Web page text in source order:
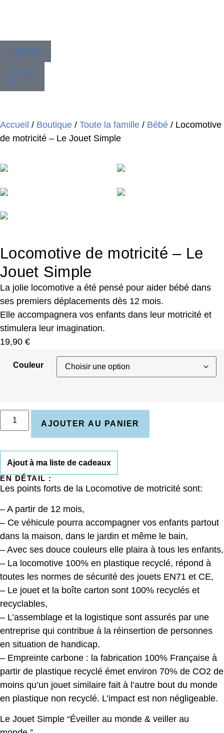
MENU
0,00 €
0
Accueil / Boutique / Toute la famille / Bébé / Locomotive
de motricité – Le Jouet Simple
Locomotive de motricité – Le
Jouet Simple
La jolie locomotive a été pensé pour aider bébé dans
ses premiers déplacements dès 12 mois.
Elle accompagnera vos enfants dans leur motricité et
stimulera leur imagination.
19,90 €
Couleur
AJOUTER AU PANIER
Ajout à ma liste de cadeaux
EN DÉTAIL :
Les points forts de la Locomotive de motricité sont:
– A partir de 12 mois,
– Ce véhicule pourra accompagner vos enfants partout
dans la maison, dans le jardin et même le bain,
– Avec ses douce couleurs elle plaira à tous les enfants,
– La locomotive 100% en plastique recyclé, répond à
toutes les normes de sécurité des jouets EN71 et CE,
– Le jouet et la boîte carton sont 100% recyclés et
recyclables,
– L’assemblage et la logistique sont assurés par une
entreprise qui contribue à la réinsertion de personnes
en situation de handicap.
– Empreinte carbone : la fabrication 100% Française à
partir de plastique recyclé émet environ 70% de CO2 de
moins qu’un jouet similaire fait à l’autre bout du monde
en plastique non recyclé. L’impact est non négligeable.
Le Jouet Simple “Éveiller au monde & veiller au